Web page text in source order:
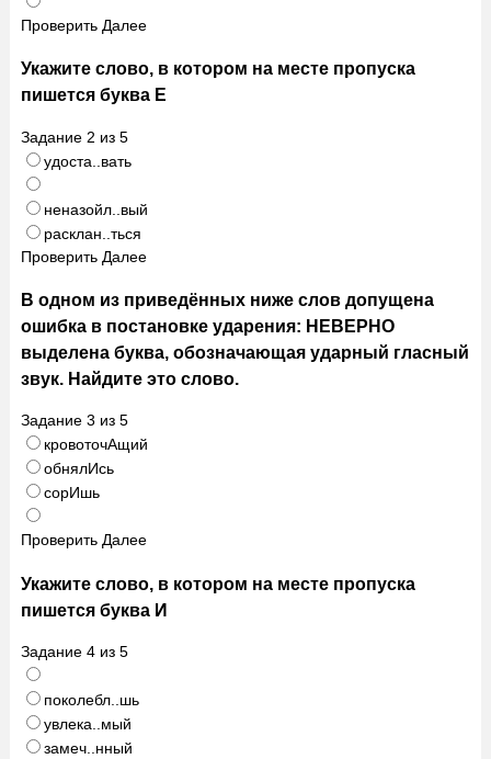
Проверить Далее
Укажите слово, в котором на месте пропуска
пишется буква Е
Задание 2 из 5
удоста..вать
неназойл..вый
расклан..ться
Проверить Далее
В одном из приведённых ниже слов допущена
ошибка в постановке ударения: НЕВЕРНО
выделена буква, обозначающая ударный гласный
звук. Найдите это слово.
Задание 3 из 5
кровоточАщий
обнялИсь
сорИшь
Проверить Далее
Укажите слово, в котором на месте пропуска
пишется буква И
Задание 4из 5
поколебл..шь
увлека..мый
замеч..нный